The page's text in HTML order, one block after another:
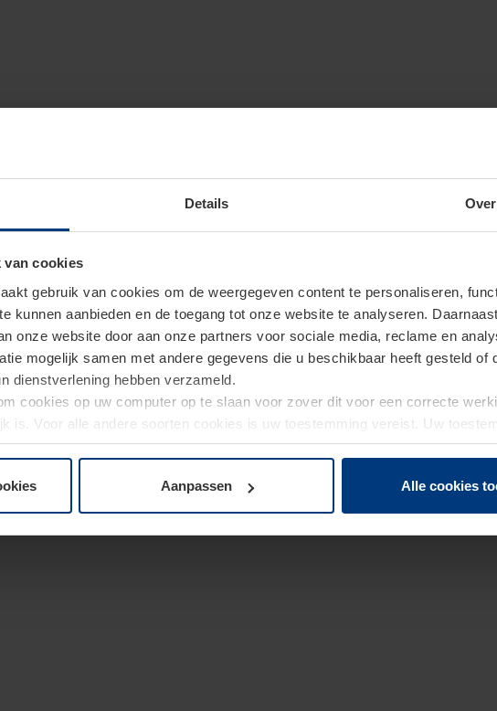
Details Over
van cookies
gebruik van cookies om de weergegeven content te personaliseren,
kunnen aanbieden en de toegang tot onze website te analyseren.
onze website door aan onze partners voor sociale media, reclame en
mogelijk samen met andere gegevens die u beschikbaar heeft gesteld of
dienstverlening hebben verzameld.
cookies op uw computer op te slaan voor zover dit voor een correcte
is. Voor alle andere soorten cookies is uw toestemming vereist. Uw
cookies op paginaprivacyverklaringop onze website wijzigen of
Aanpassen Alle cookies